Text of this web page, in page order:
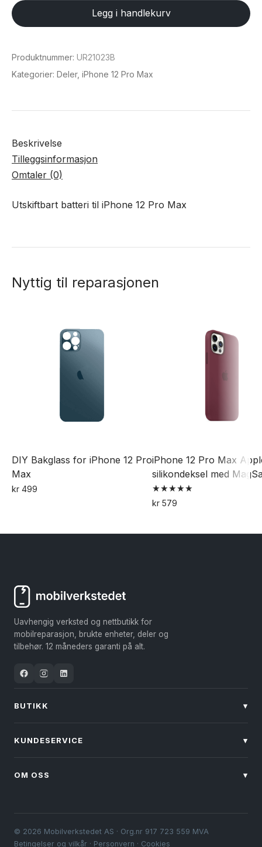
iPhone
12
Max
antall
Legg i handlekurv
Produktnummer: UR21023B
Kategorier: Deler, iPhone 12 Pro Max
Beskrivelse
Tilleggsinformasjon
Omtaler (0)
Utskiftbart batteri til iPhone 12 Pro Max
Nyttig til reparasjonen
DIY Bakglass for iPhone 12 Pro
Max
kr 499
har
kan
produktsiden
iPhone 12 Pro Max
silikondeksel med
Vurdert
5.00
kr579
produktet
Uavhengig verksted og nettbutikk for
mobilreparasjon, brukte enheter, deler og
tilbehør. 12 måneders garanti på alt.
BUTIKK ▾
KUNDESERVICE ▾
OM OSS ▾
© 2026 Mobilverkstedet AS · Org.nr 917 723 559 MVA
Betingelser og vilkår · Personvern · Cookies